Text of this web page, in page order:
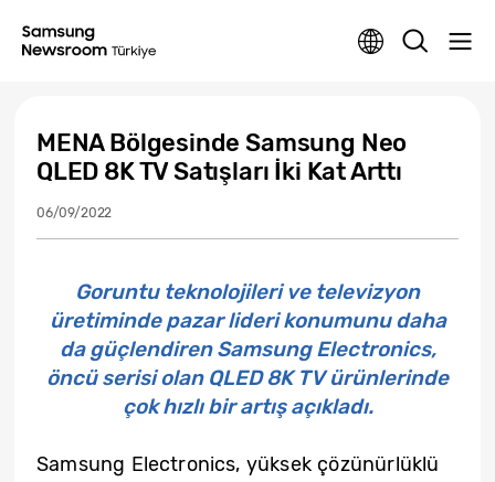
MENA Bölgesinde Samsung Neo
QLED 8K TV Satışları İki Kat Arttı
06/09/2022
Goruntu teknolojileri ve televizyon
üretiminde pazar lideri konumunu daha
da güçlendiren Samsung Electronics,
öncü serisi olan QLED 8K TV ürünlerinde
çok hızlı bir artış açıkladı.
Samsung Electronics, yüksek çözünürlüklü